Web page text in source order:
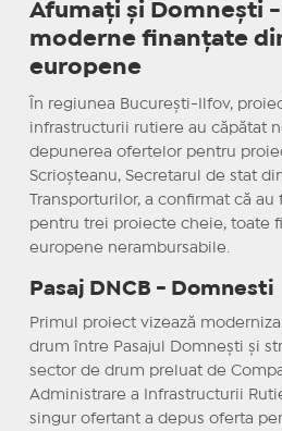
Afumați și Domnești
moderne finanțate
europene
În regiunea București-Ilfov,
infrastructurii rutiere au căpătat
depunerea ofertelor pentru
Scrioșteanu, Secretarul de stat
Transporturilor, a confirmat că
pentru trei proiecte cheie, toate
europene nerambursabile.
Pasaj DNCB - Domnesti
Primul proiect vizează
drum între Pasajul Domnești și
sector de drum preluat de
Administrare a Infrastructurii
singur ofertant a depus oferta